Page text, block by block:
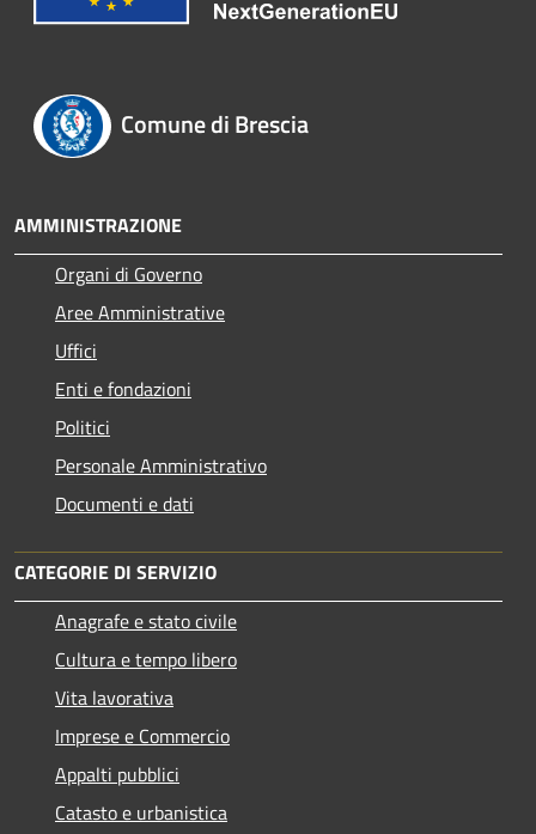
Comune di Brescia
AMMINISTRAZIONE
Organi di Governo
Aree Amministrative
Uffici
Enti e fondazioni
Politici
Personale Amministrativo
Documenti e dati
CATEGORIE DI SERVIZIO
Anagrafe e stato civile
Cultura e tempo libero
Vita lavorativa
Imprese e Commercio
Appalti pubblici
Catasto e urbanistica